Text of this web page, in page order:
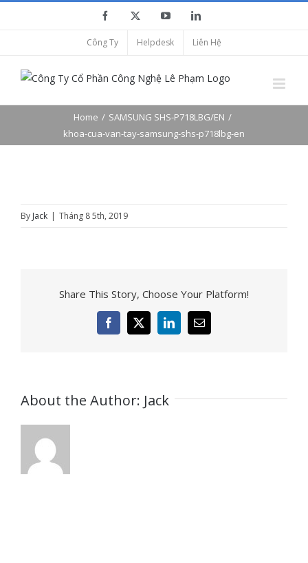
Facebook YouTubeLinkedIn
Công Ty Helpdesk Liên Hệ
Home
SAMSUNG SHS-P718LBG/EN
khoa-cua-van-tay-samsung-shs-p718lbg-en
By Jack | Tháng 8 5th, 2019
Share This Story, Choose Your Platform!
Facebook
X LinkedInEmail
About the Author: Jack